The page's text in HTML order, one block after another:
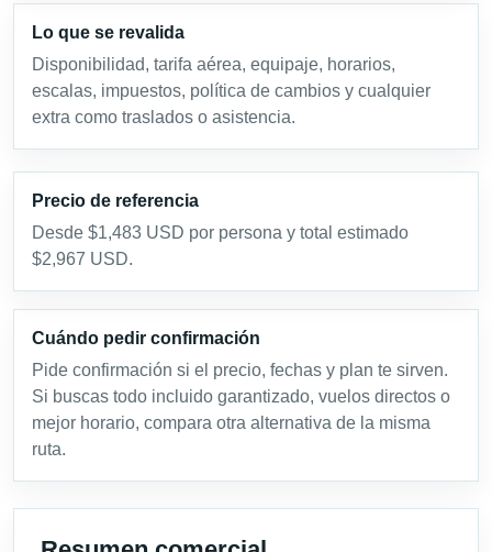
Lo que se revalida
Disponibilidad, tarifa aérea, equipaje, horarios,
escalas, impuestos, política de cambios y cualquier
extra como traslados o asistencia.
Precio de referencia
Desde $1,483 USD por persona y total estimado
$2,967 USD.
Cuándo pedir confirmación
Pide confirmación si el precio, fechas y plan te sirven.
Si buscas todo incluido garantizado, vuelos directos o
mejor horario, compara otra alternativa de la misma
ruta.